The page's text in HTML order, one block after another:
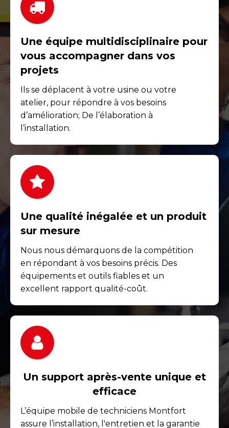
Une équipe multidisciplinaire pour
vous accompagner dans vos
projets
Ils se déplacent à votre usine ou votre
atelier, pour répondre à vos besoins
d’amélioration; De l’élaboration à
l’installation.
Une qualité inégalée et un produit
sur mesure
Nous nous démarquons de la compétition
en répondant à vos besoins précis. Des
équipements et outils fiables et un
excellent rapport qualité-coût.
Un support après-vente unique et
efficace
L’équipe mobile de techniciens Montfort
assure l’installation, l'entretien et la garantie